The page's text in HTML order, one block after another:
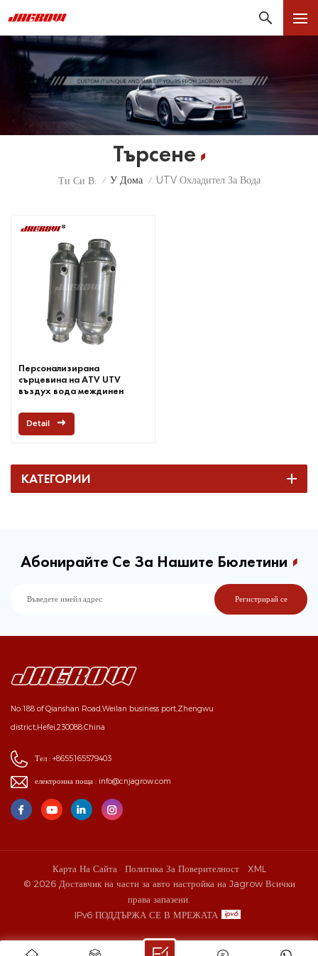
Търсене
Ти Си В: / У Дома / UTV Охладител За Вода
Персонализирана
сърцевина на ATV UTV
въздух вода междинен
Detail
КАТЕГОРИИ
Абонирайте Се За Нашите Бюлетини
No.188 of Qianshan Road,Weilan business port,Zhengwu
district,Hefei,230088,China
Тел : +8655165579403
електронна поща : info@cnjagrow.com
Карта На Сайта Политика За Поверителност
XML
© 2026 Доставчик на части за авто настройка на Jagrow Всички
права запазени.
IPv6 ПОДДЪРЖА СЕ В МРЕЖАТА